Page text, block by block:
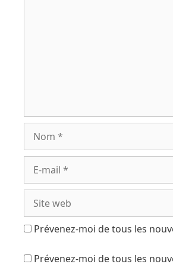
Prévenez-moi de tous les
Prévenez-moi de tous les